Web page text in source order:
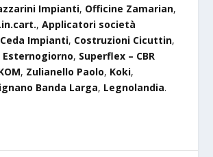
Impianti, Officine Zamarian,
,Applicatori società
Ceda Impianti, Costruzioni Cicuttin,
Esternogiorno, Superflex – CBR
, Zulianello Paolo, Koki,
Banda Larga, Legnolandia.